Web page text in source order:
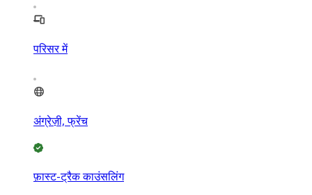
परिसर में
अंग्रेज़ी, फ्रेंच
फ़ास्ट-ट्रैक काउंसलिंग